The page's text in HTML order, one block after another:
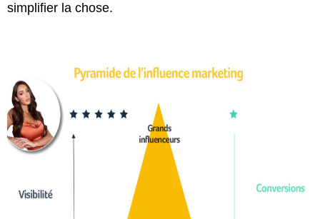
simplifier la chose.